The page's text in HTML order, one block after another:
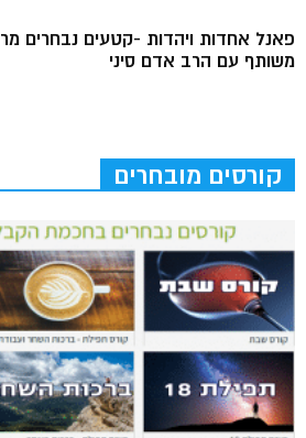
פאנל אחדות ויהדות -קטעים נבחרים
משותף עם הרב אדם סיני
קורסים מובחרים